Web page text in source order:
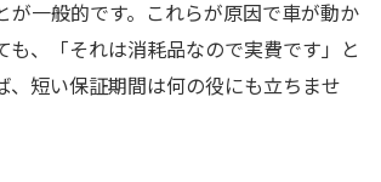
が一般的です。これらが原因で車が動か
も、「それは消耗品なので実費です」と
、短い保証期間は何の役にも立ちませ